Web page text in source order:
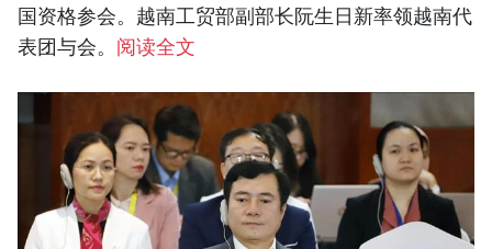
国资格参会。越南工贸部副部长阮生日新率领越南代
表团与会。 阅读全文